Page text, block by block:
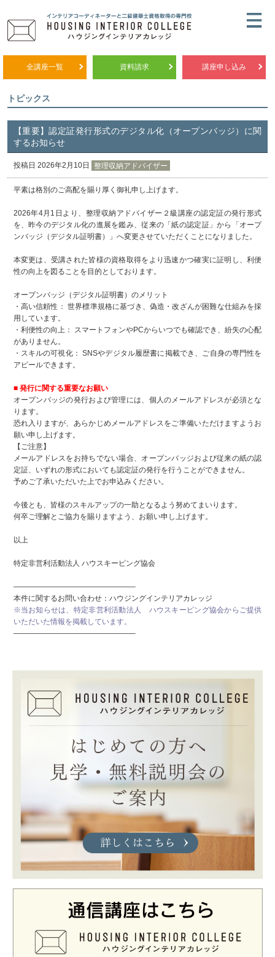
全講座一覧 資料請求 講座申し込み
トピックス
【重要】認定証発行形式のデジタル化（オープンバッジ）に関
するお知らせ
投稿日 2026年2月10日 整理収納アドバイザー
平素は格別のご高配を賜り厚く御礼申し上げます。
2026年4月1日より、整理収納アドバイザー２級講座の認定証の発行形式
を、昨今のデジタル化の進展を鑑み、従来の「紙の認定証」から「オープ
ンバッジ（デジタル証明書）」へ変更させていただくことになりました。
本変更は、受講された皆様の資格取得をより迅速かつ確実に証明し、利便
性の向上を図ることを目的としております。
オープンバッジ（デジタル証明書）のメリット
・高い信頼性： 世界標準規格に基づき、偽造・改ざんが困難な仕組みを採
用しています。
・利便性の向上： スマートフォンやPCからいつでも確認でき、紛失の心配
がありません。
・スキルの可視化： SNSやデジタル履歴書に掲載でき、ご自身の専門性を
アピールできます。
■ 発行に関する重要なお願い
オープンバッジの発行および管理には、個人のメールアドレスが必須とな
ります。
恐れ入りますが、あらかじめメールアドレスをご準備いただけますようお
願い申し上げます。
【ご注意】
メールアドレスをお持ちでない場合、オープンバッジおよび従来の紙の認
定証、いずれの形式においても認定証の発行を行うことができません。
予めご了承いただいた上でお申込みください。
今後とも、皆様のスキルアップの一助となるよう努めてまいります。
何卒ご理解とご協力を賜りますよう、お願い申し上げます。
以上
特定非営利活動法人 ハウスキーピング協会
————————————————–
本件に関するお問い合わせ：ハウジングインテリアカレッジ
※当お知らせは、特定非営利活動法人 ハウスキーピング協会からご提供
いただいた情報を掲載しています。
————————————————–